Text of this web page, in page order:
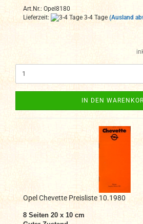
Art.Nr.: Opel8180
Lieferzeit:
3-4 Tage (Ausland
IN DEN
Opel Chevette Preisliste 10.1980
8 Seiten 20 x 10 cm